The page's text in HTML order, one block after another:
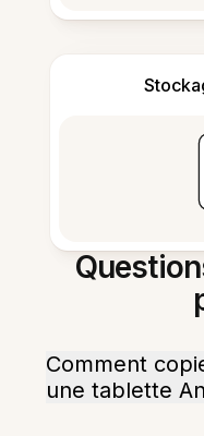
Comment
une tablette